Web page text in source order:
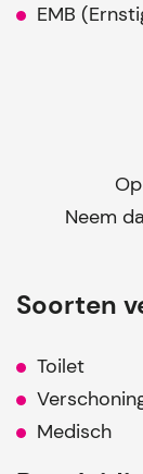
EMB
Neem
Soorten
Toilet
Medisch